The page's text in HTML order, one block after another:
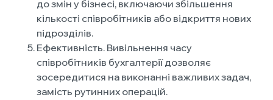
до змін у бізнесі, включаючи збільшення
кількості співробітників або відкриття нових
підрозділів.
Ефективність. Вивільнення часу
співробітників бухгалтерії дозволяє
зосередитися на виконанні важливих задач,
замість рутинних операцій.